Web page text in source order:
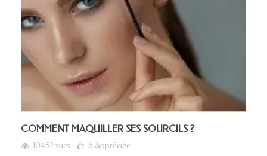
COMMENT MAQUILLER SES SOURCILS ?
10452 vues 6 Appréciée